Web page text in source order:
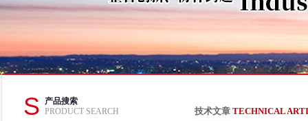
S
产品搜索
PRODUCT SEARCH
技术文章 TECHNICAL